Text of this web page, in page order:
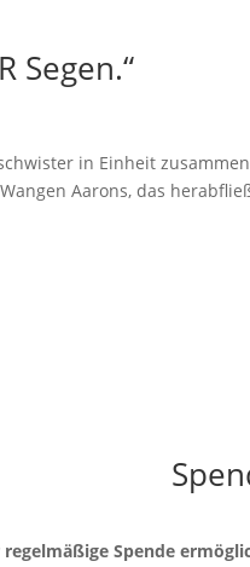
Segen.“
in Einheit
Aarons, das
Spende